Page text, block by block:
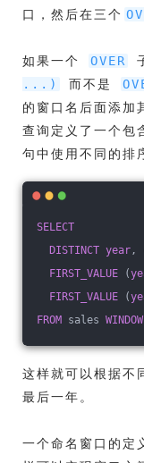
口，然后在三个
如果一个 OVER
...)
而不是
的窗口名后面添加
查询定义了一个包
句中使用不同的排
SELECT
DISTINCT year,
FIRST_VALUE (
FIRST_VALUE (
FROM sales WINDOW
这样就可以根据不
最后一年。
一个命名窗口的定